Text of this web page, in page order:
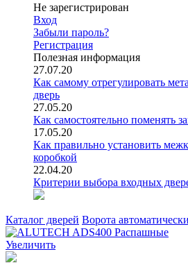
Не зарегистрирован
Вход
Забыли пароль?
Регистрация
Полезная информация
27.07.20
Как самому отрегулировать
дверь
27.05.20
Как самостоятельно поменять
17.05.20
Как правильно установить
коробкой
22.04.20
Критерии выбора входных
Каталог дверей Ворота
Увеличить